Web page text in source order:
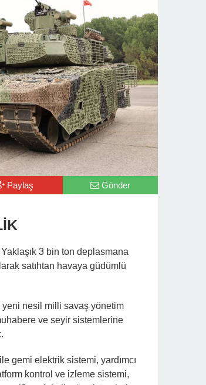
Paylaş Gönder
3 bin ton deplasmana
satıhtan havaya güdümlü
yeni nesil milli savaş yönetim
ve seyir sistemlerine
gemi elektrik sistemi, yardımcı
kontrol ve izleme sistemi,